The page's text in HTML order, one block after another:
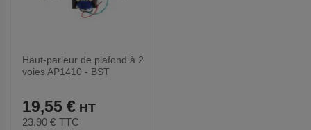
Haut-parleur de plafond à 2
voies AP1410 - BST
19,55 €
23,90 € TTC